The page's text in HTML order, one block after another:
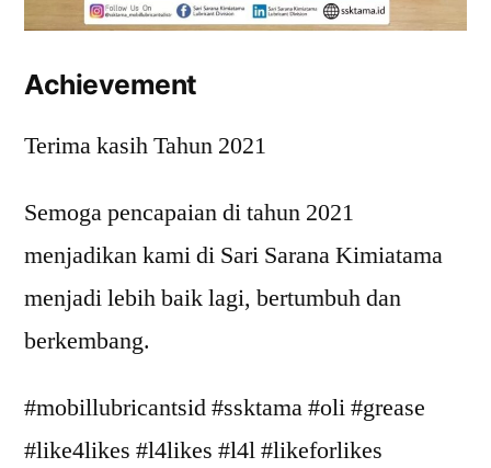
Achievement
Terima kasih Tahun 2021
Semoga pencapaian di tahun 2021
menjadikan kami di Sari Sarana Kimiatama
menjadi lebih baik lagi, bertumbuh dan
berkembang.
#mobillubricantsid #ssktama #oli #grease
#like4likes #l4likes #l4l #likeforlikes